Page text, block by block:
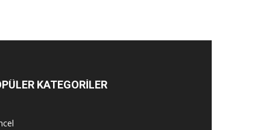
KATEGORİLER